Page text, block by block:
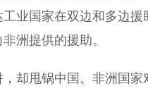
业国家在双边和多边
洲提供的援助。
甩锅中国。非洲国家